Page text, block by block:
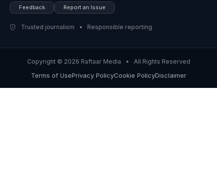
Feedback Report an Issue
Trusted journalism • Responsible reporting
Copyright © 2026 Raftaar Media • All Rights Reserved
Terms of UsePrivacy PolicyCookie PolicyDisclaimer